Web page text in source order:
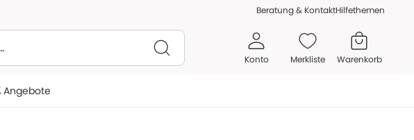
Beratung & KontaktHilfethemen
Konto Merkliste Warenkorb
Angebote